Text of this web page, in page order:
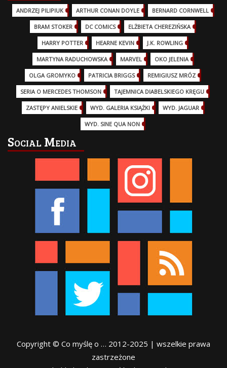
ANDRZEJ PILIPIUK (29)ARTHUR CONAN DOYLE BERNARD CORNWELL
BRAM STOKER DC COMICS (17)ELŻBIETA CHEREZIŃSKA
HARRY POTTER (13)HEARNE KEVIN J.K. ROWLING
MARTYNA RADUCHOWSKA MARVEL (32)OKO JELENIA
OLGA GROMYKO PATRICIA BRIGGS (12)REMIGIUSZ MRÓZ
SERIA O MERCEDES THOMSON (11)TAJEMNICA DIABELSKIEGO KRĘGU
ZASTĘPY ANIELSKIE WYD. GALERIA KSIĄŻKI WYD. JAGUAR
WYD. SINE QUA NON
Social Media
Copyright © Co myślę o … 2012-2025 | wszelkie prawa
zastrzeżone